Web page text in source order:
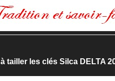
tailler les clés Silca DELTA